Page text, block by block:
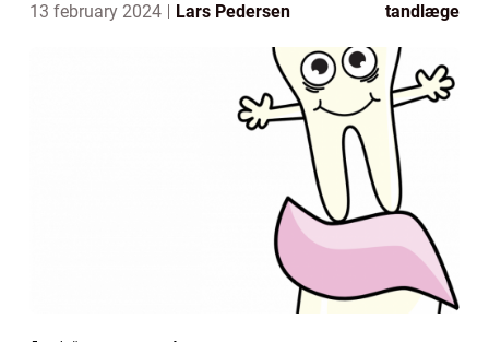
13 february 2024 Lars Pedersen tandlæge